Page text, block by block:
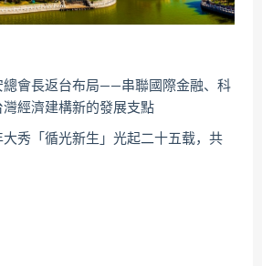
總會長返台布局——串聯國際金融、科
經濟建構新的發展支點